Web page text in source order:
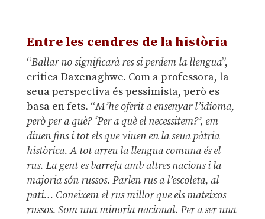
Entre les cendres de la història
“Ballar no significarà res si perdem la llengua”,
critica Daxenaghwe. Com a professora, la
seua perspectiva és pessimista, però es
basa en fets. “M’he oferit a ensenyar l’idioma,
però per a què? ‘Per a què el necessitem?’, em
diuen fins i tot els que viuen en la seua pàtria
històrica. A tot arreu la llengua comuna és el
rus. La gent es barreja amb altres nacions i la
majoria són russos. Parlen rus a l’escoleta, al
pati… Coneixem el rus millor que els mateixos
russos. Som una minoria nacional. Per a ser una